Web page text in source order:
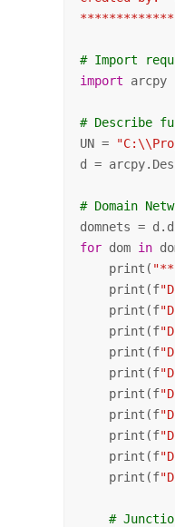
# Import
import arcpy
# Describe
UN =
d =
# Domain
for dom in
    print(
    print(f
    print(f
    print(f
    print(f
    print(f
    print(f
    print(f
    print(f
    print(f
    print(f
#